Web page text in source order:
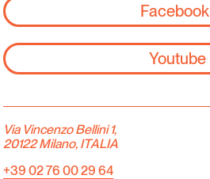
Facebook
Youtube
Via Vincenzo Bellini 1,
20122 Milano, ITALIA
+39 02 76 00 29 64